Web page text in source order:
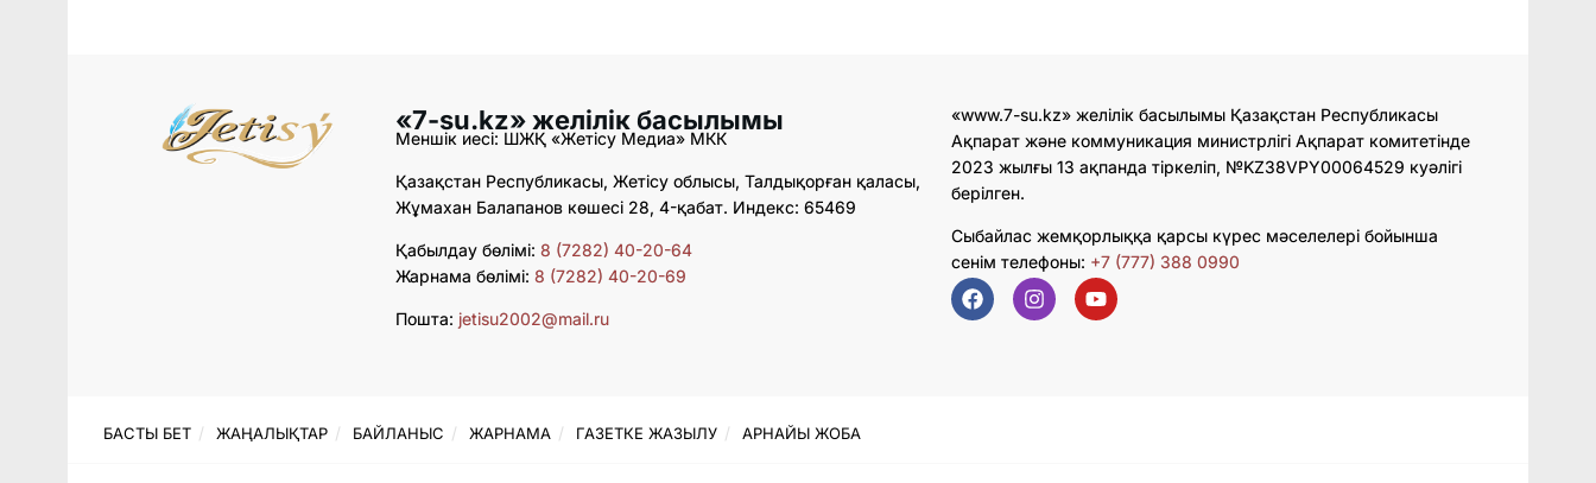
«7-su.kz» желілік басылымы
Меншік иесі: ШЖҚ «Жетісу Медиа» МКК
Қазақстан Республикасы, Жетісу облысы, Талдықорған қаласы,
Жұмахан Балапанов көшесі 28, 4-қабат. Индекс: 65469
Қабылдау бөлімі: 8 (7282) 40-20-64
Жарнама бөлімі: 8 (7282) 40-20-69
Пошта: jetisu2002@mail.ru
«www.7-su.kz» желілік басылымы Қазақстан Республикасы
Ақпарат және коммуникация министрлігі Ақпарат комитетінде
2023 жылғы 13 ақпанда тіркеліп, №KZ38VPY00064529 куәлігі
берілген.
Сыбайлас жемқорлыққа қарсы күрес мәселелері бойынша
сенім телефоны: +7 (777) 388 0990
БАСТЫ БЕТ ЖАҢАЛЫҚТАР БАЙЛАНЫС ЖАРНАМА ГАЗЕТКЕ ЖАЗЫЛУ АРНАЙЫ ЖОБА